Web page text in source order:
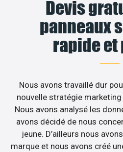
Devis
panneaux
rapide
Nous avons travaillé dur
nouvelle stratégie
Nous avons analysé les
avons décidé de nous
jeune. D’ailleurs nous
marque et nous avons créé